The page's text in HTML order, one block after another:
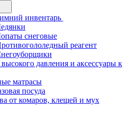
инвентарь
снеговые
реагент
давления и аксессуары к
матрасы
посуда
от комаров, клещей и мух